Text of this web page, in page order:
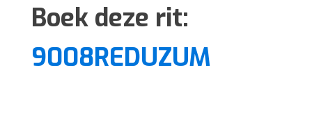
Boek deze rit:
9008REDUZUM